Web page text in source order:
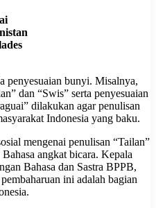
penyesuaian bunyi. Misalnya,
dan “Swis” serta penyesuaian
dilakukan agar penulisan
Indonesia yang baku.
mengenai penulisan “Tailan”
angkat bicara. Kepala
Bahasa dan Sastra BPPB,
ini adalah bagian